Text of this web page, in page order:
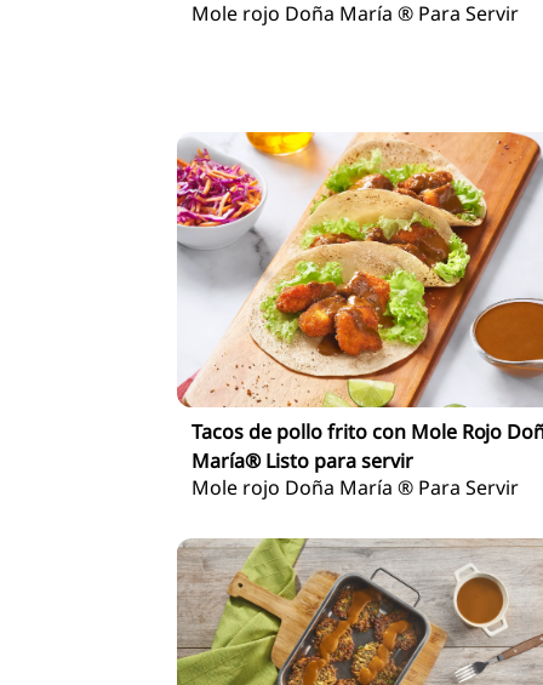
Mole rojo Doña María ® Para Servir
Tacos de pollo frito con Mole Rojo
María® Listo para servir
Mole rojo Doña María ® Para Servir